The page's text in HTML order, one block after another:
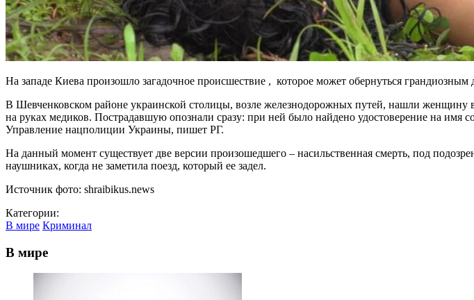
На западе Киева произошло загадочное происшествие , которое может обернуться
В Шевченковском районе украинской столицы, возле железнодорожных путей, нашли женщину
на руках медиков. Пострадавшую опознали сразу: при ней было найдено удостоверение на
Управление нацполиции Украины, пишет РГ.
На данный момент существует две версии произошедшего – насильственная смерть, под
наушниках, когда не заметила поезд, который ее задел.
Источник фото: shraibikus.news
Категории:
В мире Криминал
В мире